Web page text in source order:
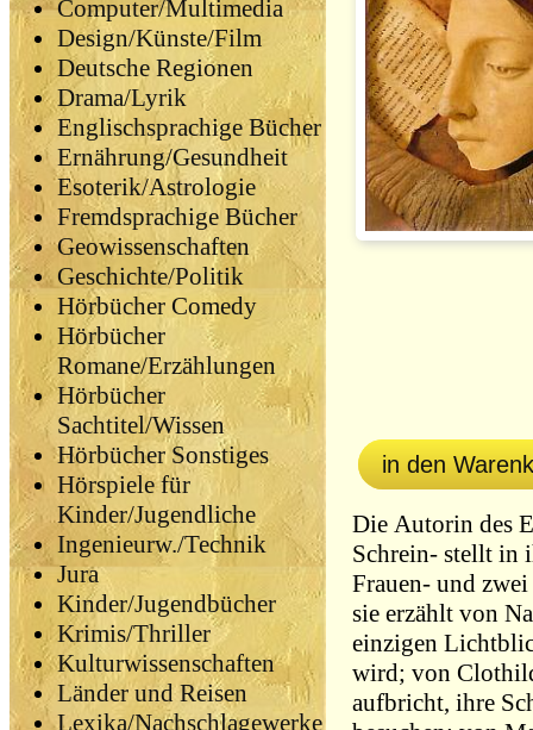
Computer/Multimedia
Design/Künste/Film
Deutsche Regionen
Drama/Lyrik
Englischsprachige Bücher
Ernährung/Gesundheit
Esoterik/Astrologie
Fremdsprachige Bücher
Geowissenschaften
Geschichte/Politik
Hörbücher Comedy
Hörbücher
Romane/Erzählungen
Hörbücher
Sachtitel/Wissen
Hörbücher Sonstiges
Hörspiele für
Kinder/Jugendliche
Ingenieurw./Technik
Jura
Kinder/Jugendbücher
Krimis/Thriller
Kulturwissenschaften
Länder und Reisen
Lexika/Nachschlagewerke
in den
Die Autorin des
Schrein- stellt in
Frauen- und
sie erzählt von
einzigen
wird; von
aufbricht, ihre